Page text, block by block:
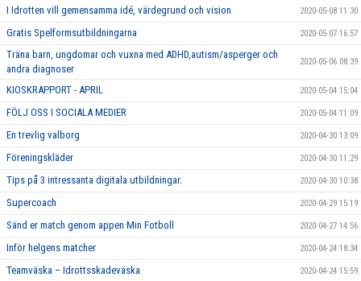
I Idrotten vill gemensamma idé, värdegrund och vision 2020-05-08 11:30
Gratis Spelformsutbildningarna 2020-05-07 16:57
Träna barn, ungdomar och vuxna med ADHD,autism/asperger och
andra diagnoser
2020-05-06 08:39
KIOSKRAPPORT - APRIL 2020-05-04 15:04
FÖLJ OSS I SOCIALA MEDIER 2020-05-04 11:09
En trevlig valborg 2020-04-30 13:09
Föreningskläder 2020-04-30 11:29
Tips på 3 intressanta digitala utbildningar. 2020-04-30 10:38
Supercoach 2020-04-29 15:19
Sänd er match genom appen Min Fotboll 2020-04-27 14:56
Inför helgens matcher 2020-04-24 18:34
Teamväska – Idrottsskadeväska 2020-04-24 15:59